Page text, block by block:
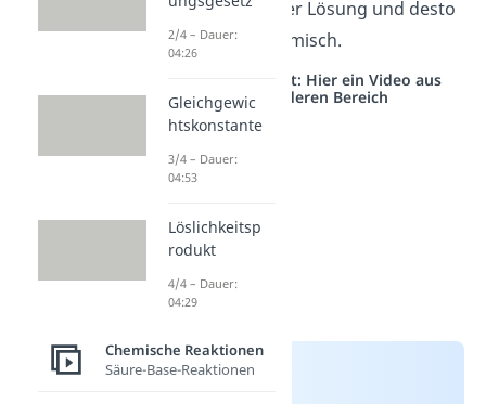
befinden sich in der Lösung und desto
sauerer ist das Gemisch.
Studyflix vernetzt: Hier ein Video aus
einem anderen Bereich
2/4 – Dauer:
04:26
Gleichgewic
htskonstante
3/4 – Dauer:
04:53
Löslichkeitsp
rodukt
4/4 – Dauer:
04:29
Chemische Reaktionen
Säure-Base-Reaktionen